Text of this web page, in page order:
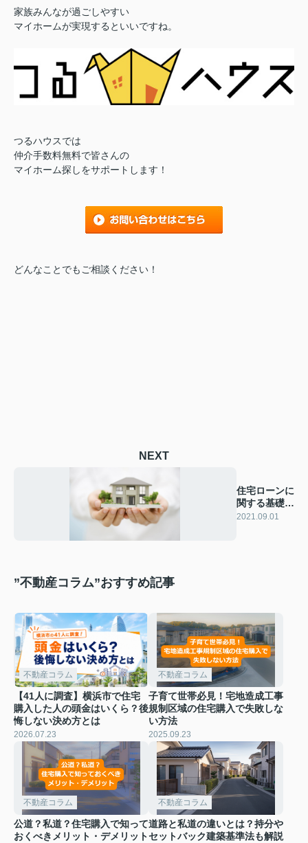
家族みんなが過ごしやすい
マイホームが実現するといいですね。
つるハウスでは
仲介手数料無料で皆さんの
マイホーム探しをサポートします！
どんなことでもご相談ください！
NEXT
住宅ローンに
関する基礎知
識
2021.09.01
”不動産コラム”おすすめ記事
不動産コラム
【41人に調査】横浜市で住宅
購入した人の頭金はいくら？後
悔しない決め方とは
2026.07.23
不動産コラム
子育て世帯必見！宅地造成工事
規制区域の住宅購入で失敗しな
い方法
2025.09.23
不動産コラム
公道？私道？住宅購入で知って
おくべきメリット・デメリット
不動産コラム
道路と私道の違いとは？持分や
セットバック建築基準法も解説